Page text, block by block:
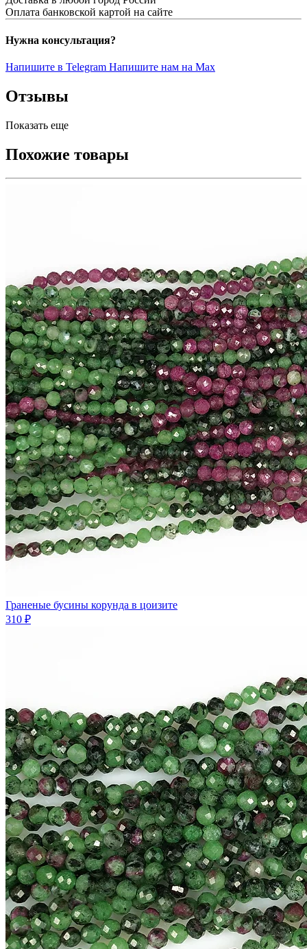
Оплата банковской картой на сайте
Нужна консультация?
Напишите в Telegram Напишите нам на Max
Отзывы
Показать еще
Похожие товары
Граненые бусины корунда в цоизите
310 ₽